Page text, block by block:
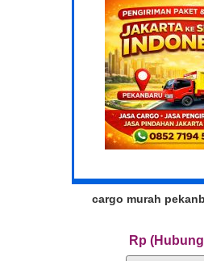
cargo murah
Rp